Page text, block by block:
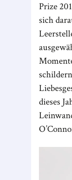
Prize
sich
dieses